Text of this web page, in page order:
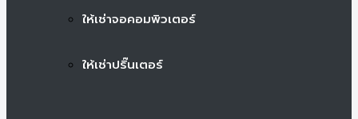
ให้เช่าจอคอมพิวเตอร์
ให้เช่าปริ๊นเตอร์